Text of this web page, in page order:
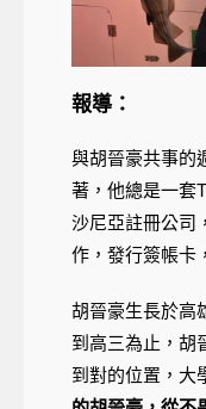
報導：
與胡晉豪共事的
著，他總是一套
沙尼亞註冊公司
作，發行簽帳卡，
胡晉豪生長於高
到高三為止，胡
到對的位置，大